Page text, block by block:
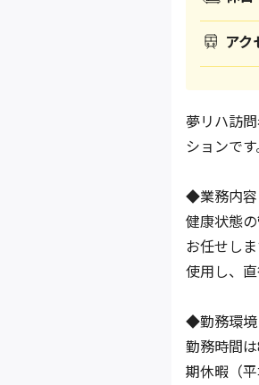
アク
夢リハ訪
ションです
◆業務内容
健康状態
お任せし
使用し、直
◆勤務環境
勤務時間
期休暇（